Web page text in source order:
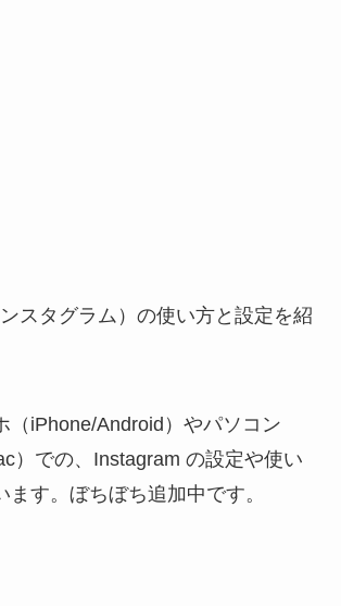
スタグラム）の使い方と設定を紹
（iPhone/Android）やパソコン
）での、Instagram の設定や使い
ます。ぼちぼち追加中です。